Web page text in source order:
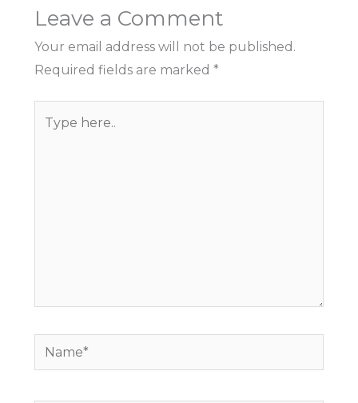
Leave a Comment
Your email address will not be published.
Required fields are marked *
Name*